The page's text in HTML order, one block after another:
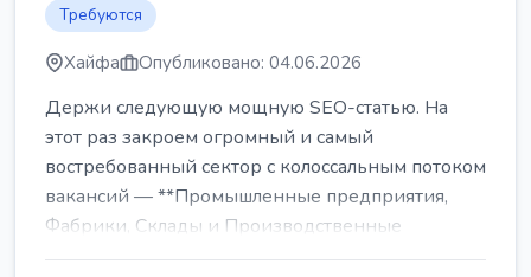
Требуются
Хайфа Опубликовано: 04.06.2026
Держи следующую мощную SEO-статью. На
этот раз закроем огромный и самый
востребованный сектор с колоссальным потоком
вакансий — **Промышленные предприятия,
Фабрики, Склады и Производственные
заводы** ...